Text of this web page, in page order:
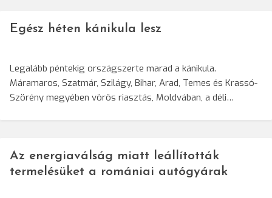
Egész héten kánikula lesz
Legalább péntekig országszerte marad a kánikula.
Máramaros, Szatmár, Szilágy, Bihar, Arad, Temes és Krassó-
Szörény megyében vörös riasztás, Moldvában, a déli…
Az energiaválság miatt leállították
termelésüket a romániai autógyárak